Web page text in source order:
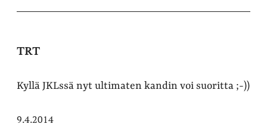
TRT
Kyllä JKLssä nyt ultimaten kandin voi suoritta ;-))
9.4.2014